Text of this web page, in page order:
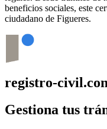
beneficios sociales, este
ciudadano de Figueres.
registro-
Gestiona tus